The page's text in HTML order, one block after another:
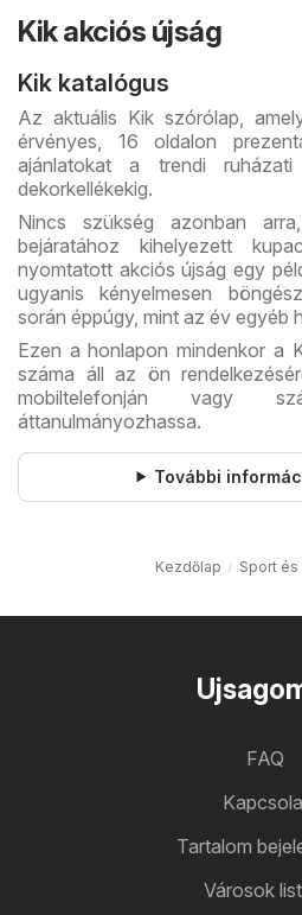
Kik akciós újság
Kik katalógus
Az aktuális Kik szórólap,
érvényes, 16 oldalon
ajánlatokat a trendi
dekorkellékekig.
Nincs szükség azonban
bejáratához kihelyezett
nyomtatott akciós újság egy
ugyanis kényelmesen
során éppúgy, mint az év egyéb
Ezen a honlapon mindenkor a
száma áll az ön
mobiltelefonján vagy
áttanulmányozhassa.
További
Kezdőlap Sport és
FAQ
Tartalom
Városok